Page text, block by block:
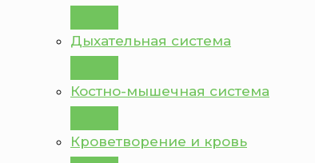
Дыхательная система
Костно-мышечная система
Кроветворение и кровь